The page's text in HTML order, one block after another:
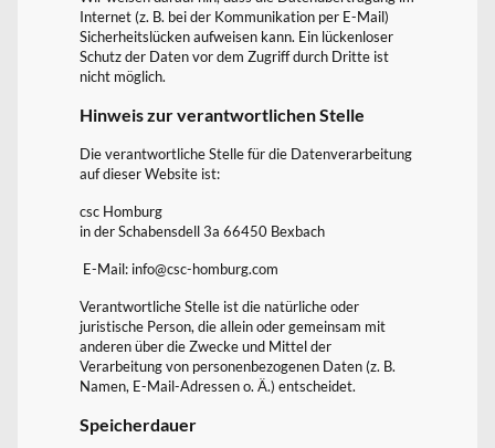
Internet (z. B. bei der Kommunikation per E-Mail)
Sicherheitslücken aufweisen kann. Ein lückenloser
Schutz der Daten vor dem Zugriff durch Dritte ist
nicht möglich.
Hinweis zur verantwortlichen Stelle
Die verantwortliche Stelle für die Datenverarbeitung
auf dieser Website ist:
csc Homburg
in der Schabensdell 3a 66450 Bexbach
E-Mail: info@csc-homburg.com
Verantwortliche Stelle ist die natürliche oder
juristische Person, die allein oder gemeinsam mit
anderen über die Zwecke und Mittel der
Verarbeitung von personenbezogenen Daten (z. B.
Namen, E-Mail-Adressen o. Ä.) entscheidet.
Speicherdauer